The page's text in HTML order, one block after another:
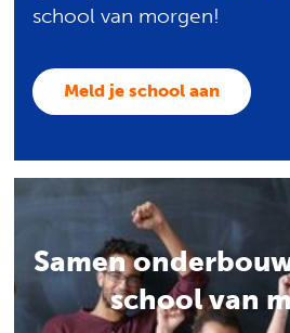
school van morgen!
Meld je school aan
Samen
school van